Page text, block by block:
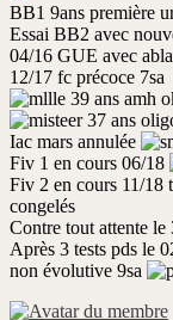
BB1 9ans première
Essai BB2 avec
04/16 GUE avec
12/17 fc précoce 7sa
39 ans amh
37 ans
Iac mars annulée
Fiv 1 en cours 06/18
Fiv 2 en cours 11/18
congelés
Contre tout attente le
Après 3 tests pds le
non évolutive 9sa